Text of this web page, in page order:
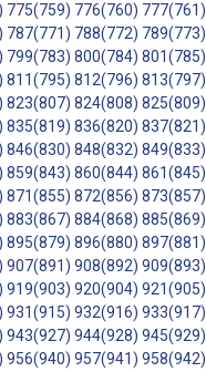
775(759) 776(760) 777(761)
787(771) 788(772) 789(773)
799(783) 800(784) 801(785)
811(795) 812(796) 813(797)
823(807) 824(808) 825(809)
835(819) 836(820) 837(821)
846(830) 848(832) 849(833)
859(843) 860(844) 861(845)
871(855) 872(856) 873(857)
883(867) 884(868) 885(869)
895(879) 896(880) 897(881)
907(891) 908(892) 909(893)
919(903) 920(904) 921(905)
931(915) 932(916) 933(917)
943(927) 944(928) 945(929)
956(940) 957(941) 958(942)